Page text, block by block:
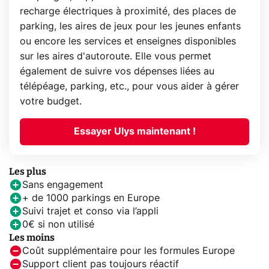
recharge électriques à proximité, des places de
parking, les aires de jeux pour les jeunes enfants
ou encore les services et enseignes disponibles
sur les aires d'autoroute. Elle vous permet
également de suivre vos dépenses liées au
télépéage, parking, etc., pour vous aider à gérer
votre budget.
Essayer Ulys maintenant !
Les plus
Sans engagement
+ de 1000 parkings en Europe
Suivi trajet et conso via l’appli
0€ si non utilisé
Les moins
Coût supplémentaire pour les formules Europe
Support client pas toujours réactif